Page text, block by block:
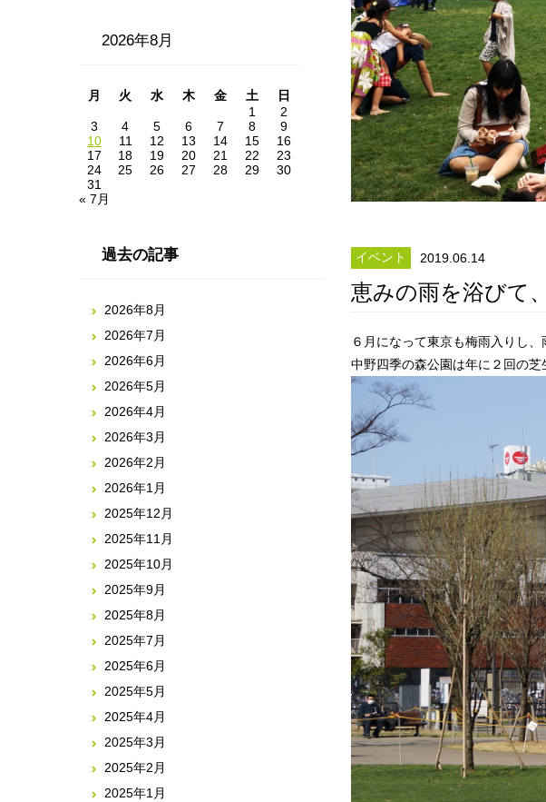
イベント 2019.06.14
恵みの雨を浴びて
６月になって東京も梅雨入りし、
2026年8月
月 火 水 木 金 土
日
1
2
3
4 5 6 7 8
9
10
11 12 13 14 15
16
17
18 19 20 21 22
23
24
25 26 27 28 29
30
31
« 7月
過去の記事
2026年8月
2026年7月
2026年6月
2026年5月
2026年4月
2026年3月
2026年2月
2026年1月
2025年12月
2025年11月
2025年10月
2025年9月
2025年8月
2025年7月
2025年6月
2025年5月
2025年4月
2025年3月
2025年2月
2025年1月